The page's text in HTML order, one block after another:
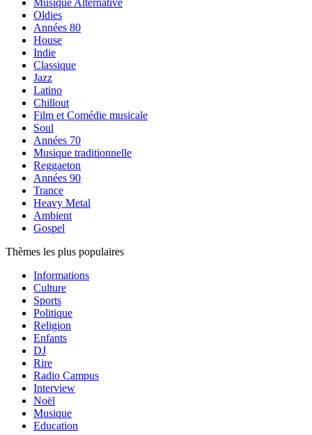
Musique Alternative
Oldies
Années 80
House
Indie
Classique
Jazz
Latino
Chillout
Film et Comédie musicale
Soul
Années 70
Musique traditionnelle
Reggaeton
Années 90
Trance
Heavy Metal
Ambient
Gospel
Thèmes les plus populaires
Informations
Culture
Sports
Politique
Religion
Enfants
DJ
Rire
Radio Campus
Interview
Noël
Musique
Education